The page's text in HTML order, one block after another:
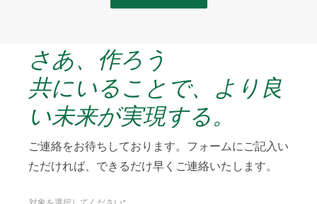
さあ、作ろう
共にいることで、より良
い未来が実現する。
ご連絡をお待ちしております。フォームにご記入い
ただければ、できるだけ早くご連絡いたします。